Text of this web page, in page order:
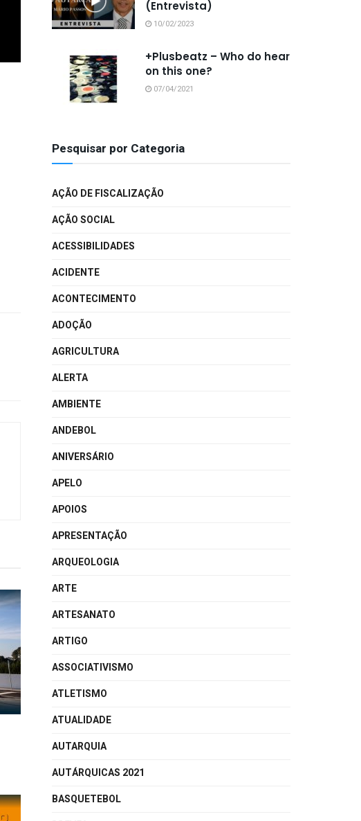
(Entrevista)
10/02/2023
+Plusbeatz – Who do hear
on this one?
07/04/2021
Pesquisar por Categoria
AÇÃO DE FISCALIZAÇÃO
AÇÃO SOCIAL
ACESSIBILIDADES
ACIDENTE
ACONTECIMENTO
ADOÇÃO
AGRICULTURA
ALERTA
AMBIENTE
ANDEBOL
ANIVERSÁRIO
APELO
APOIOS
APRESENTAÇÃO
ARQUEOLOGIA
ARTE
ARTESANATO
ARTIGO
ASSOCIATIVISMO
ATLETISMO
ATUALIDADE
AUTARQUIA
AUTÁRQUICAS 2021
BASQUETEBOL